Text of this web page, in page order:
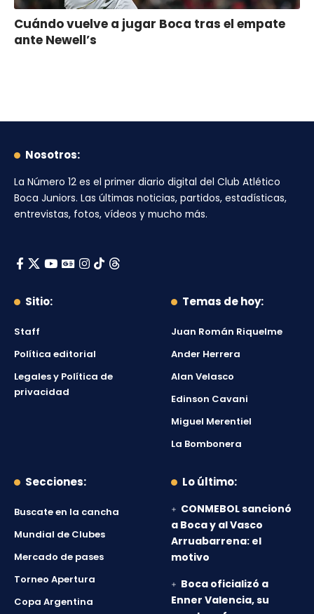
Cuándo vuelve a jugar Boca tras el empate
ante Newell’s
Nosotros:
La Número 12 es el primer diario digital del Club Atlético
Boca Juniors. Las últimas noticias, partidos, estadísticas,
entrevistas, fotos, vídeos y mucho más.
Sitio:
Staff
Política editorial
Legales y Política de
privacidad
Temas de hoy:
Juan Román Riquelme
Ander Herrera
Alan Velasco
Edinson Cavani
Miguel Merentiel
La Bombonera
Secciones:
Buscate en la cancha
Mundial de Clubes
Mercado de pases
Torneo Apertura
Copa Argentina
Lo último:
CONMEBOL sancionó
a Boca y al Vasco
Arruabarrena: el
motivo
Boca oficializó a
Enner Valencia, su